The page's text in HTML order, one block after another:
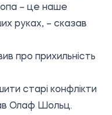
– це наше
руках, – сказав
про прихильність
старі конфлікти
Олаф Шольц.